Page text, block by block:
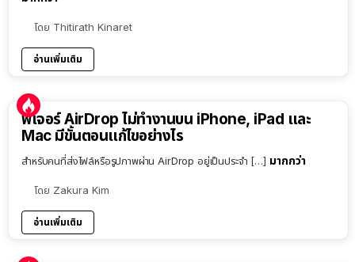
โดย Thitirath Kinaret
อ่านเพิ่มเติม
ฟีเจอร์ AirDrop ไม่ทำงานบน iPhone, iPad และ
Mac มีขั้นตอนแก้ไขอย่างไร
สำหรับคนที่ส่งไฟล์หรือรูปภาพผ่าน AirDrop อยู่เป็นประจำ […] มากกว่า
โดย Zakura Kim
อ่านเพิ่มเติม